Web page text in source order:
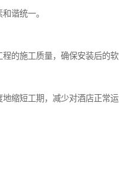
谐统一。
的施工质量，确保安装后的软
缩短工期，减少对酒店正常运